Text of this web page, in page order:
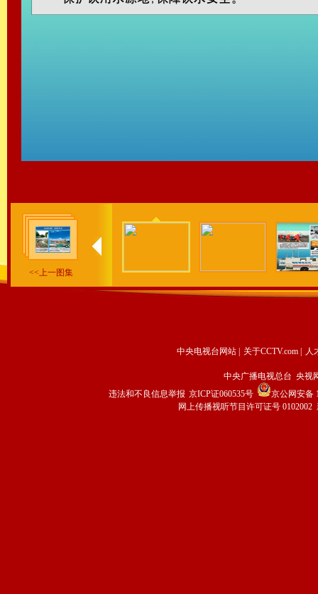
<<上一图集
中央电视台网站 关于CCTV.com 人
中央广播电视总台 央视
违法和不良信息举报 京ICP证060535号
京公网安备
网上传播视听节目许可证号 0102002